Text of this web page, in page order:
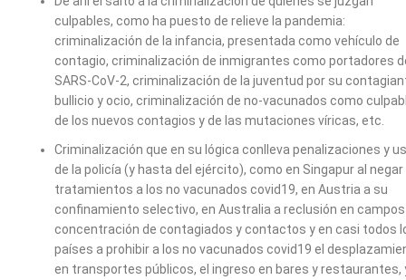
culpables, como ha puesto de relieve la pandemia:
criminalización de la infancia, presentada como vehículo de
contagio, criminalización de inmigrantes como portadores
SARS-CoV-2, criminalización de la juventud por su
bullicio y ocio, criminalización de no-vacunados como
de los nuevos contagios y de las mutaciones víricas, etc.
Criminalización que en su lógica conlleva penalizaciones y
de la policía (y hasta del ejército), como en Singapur al negar
tratamientos a los no vacunados covid19, en Austria a su
confinamiento selectivo, en Australia a reclusión en
concentración de contagiados y contactos y en casi todos
países a prohibir a los no vacunados covid19 el
en transportes públicos, el ingreso en bares y restaurantes,